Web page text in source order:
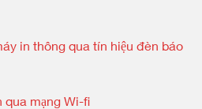
in thông qua tín hiệu đèn báo
qua mạng Wi-fi